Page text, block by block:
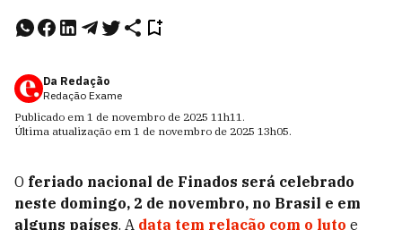
Da Redação
Redação Exame
Publicado em 1 de novembro de 2025 11h11.
Última atualização em 1 de novembro de 2025 13h05.
O feriado nacional de Finados será celebrado
neste domingo, 2 de novembro, no Brasil e em
alguns países. A data tem relação com o luto e